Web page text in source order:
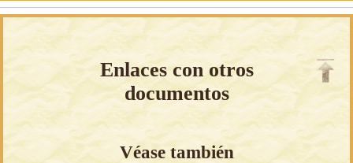
Enlaces con otros
documentos
Véase también